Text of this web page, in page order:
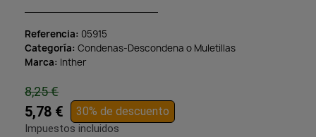
Referencia 05915
Categoría Condenas-Descondena o Muletillas
Marca Inther
8,25 €
5,78 € 30% de descuento
Impuestos incluidos